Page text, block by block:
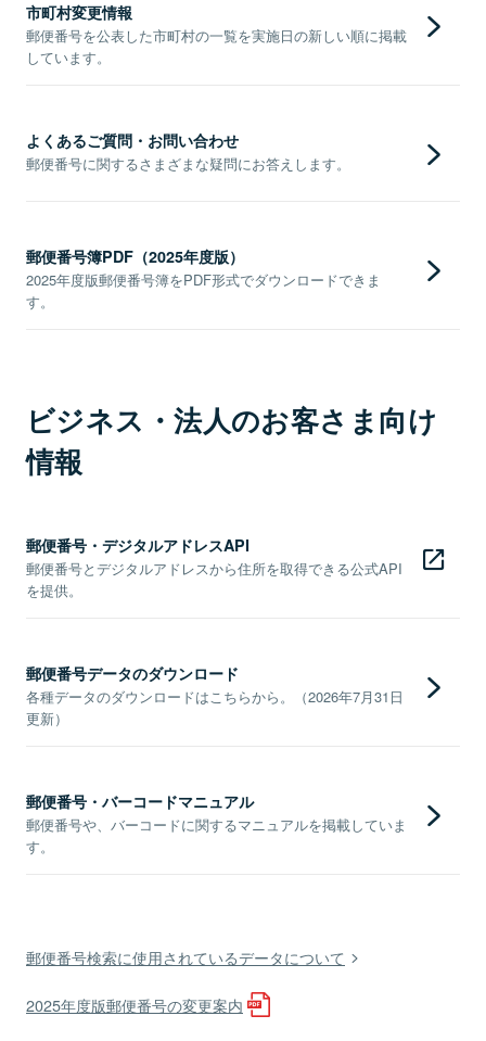
市町村変更情報
郵便番号を公表した市町村の一覧を実施日の新しい順に掲載
しています。
よくあるご質問・お問い合わせ
郵便番号に関するさまざまな疑問にお答えします。
郵便番号簿PDF（2025年度版）
2025年度版郵便番号簿をPDF形式でダウンロードできま
す。
ビジネス・法人のお客さま向け
情報
郵便番号・デジタルアドレスAPI
郵便番号とデジタルアドレスから住所を取得できる公式API
を提供。
郵便番号データのダウンロード
各種データのダウンロードはこちらから。（2026年7月31日
更新）
郵便番号・バーコードマニュアル
郵便番号や、バーコードに関するマニュアルを掲載していま
す。
郵便番号検索に使用されているデータについて
2025年度版郵便番号の変更案内